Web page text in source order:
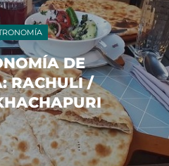
DE
RACHULI /